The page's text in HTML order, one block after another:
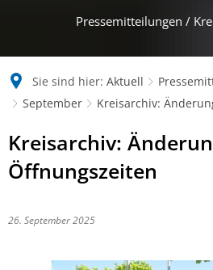
Pressemitteilungen /
Sie sind hier: Aktuell
September
Kreisarchiv:
Kreisarchiv:
Öffnungszeiten
26. September 2025